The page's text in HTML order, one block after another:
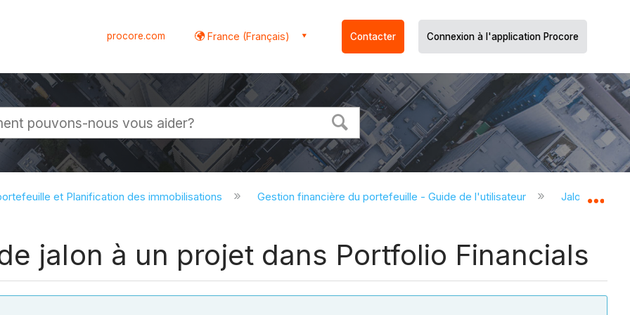
procore.com France (Français) Contacter Connexion à l'application Procore
et Planification des immobilisations Gestion financière du portefeuille - Guide de l'utilisateur Jalons
jalon à un projet dans Portfolio Financials